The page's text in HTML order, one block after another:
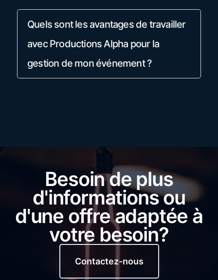
Quels sont les avantages de travailler
avec Productions Alpha pour la
gestion de mon événement ?
Besoin de plus
d'informations ou
d'une offre adaptée à
votre besoin?
Contactez-nous